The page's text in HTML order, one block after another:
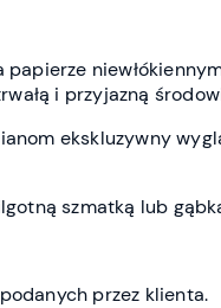
papierze
i przyjazną
ekskluzywny
szmatką lub
przez klienta.